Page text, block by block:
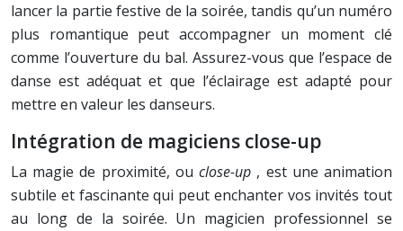
lancer la partie festive de la soirée, tandis qu’un numéro
plus romantique peut accompagner un moment clé
comme l’ouverture du bal. Assurez-vous que l’espace de
danse est adéquat et que l’éclairage est adapté pour
mettre en valeur les danseurs.
Intégration de magiciens close-up
La magie de proximité, ouclose-up , est une animation
subtile et fascinante qui peut enchanter vos invités tout
au long de la soirée. Un magicien professionnel se